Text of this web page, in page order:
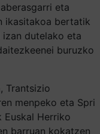
eta
ikasitakoa bertatik
dutelako eta
buruzko
Trantsizio
menpeko eta Spri
Euskal Herriko
barruan kokatzen